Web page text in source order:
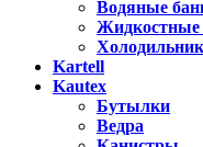
Водяные
Жидкостные
Kartell
Kautex
Бутылки
Ведра